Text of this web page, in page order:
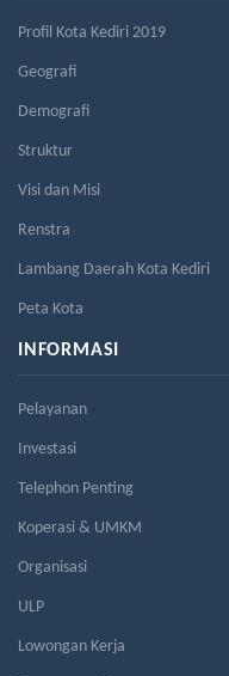
Profil Kota Kediri 2019
Geografi
Demografi
Struktur
Visi dan Misi
Renstra
Lambang Daerah Kota Kediri
Peta Kota
INFORMASI
Pelayanan
Investasi
Telephon Penting
Koperasi & UMKM
Organisasi
ULP
Lowongan Kerja